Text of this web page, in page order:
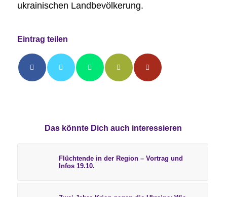
ukrainischen Landbevölkerung.
Eintrag teilen
Das könnte Dich auch interessieren
Flüchtende in der Region – Vortrag und
Infos 19.10.